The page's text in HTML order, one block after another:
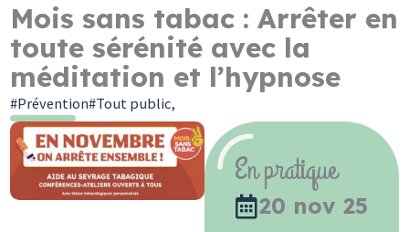
Mois sans tabac : Arrêter en
toute sérénité avec la
méditation et l’hypnose
Prévention Tout public
En pratique
20 nov 25